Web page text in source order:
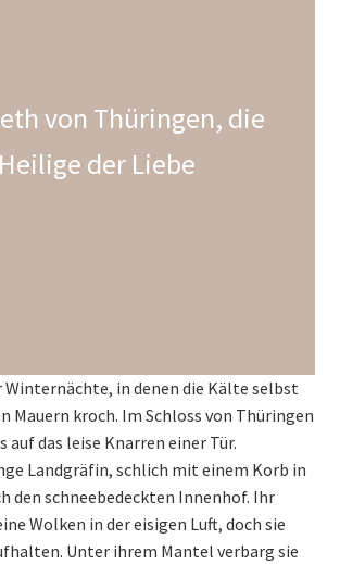
von Thüringen, die
Heilige der Liebe
Winternächte, in denen die Kälte selbst
Mauern kroch. Im Schloss von Thüringen
das leise Knarren einer Tür.
Landgräfin, schlich mit einem Korb in
den schneebedeckten Innenhof. Ihr
Wolken in der eisigen Luft, doch sie
Unter ihrem Mantel verbarg sie